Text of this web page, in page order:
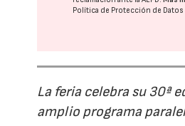
Política de Protección de Datos
La feria celebra su 30ª
amplio programa